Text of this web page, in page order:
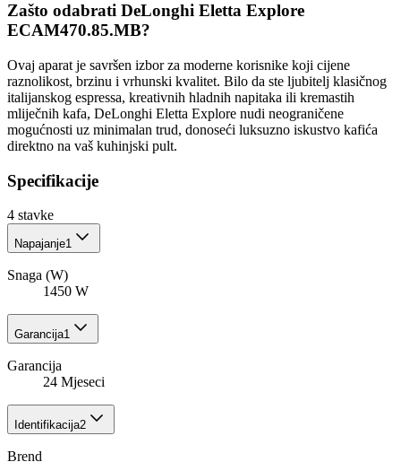
Zašto odabrati DeLonghi Eletta Explore
ECAM470.85.MB?
Ovaj aparat je savršen izbor za moderne korisnike koji cijene
raznolikost, brzinu i vrhunski kvalitet. Bilo da ste ljubitelj klasičnog
italijanskog espressa, kreativnih hladnih napitaka ili kremastih
mliječnih kafa, DeLonghi Eletta Explore nudi neograničene
mogućnosti uz minimalan trud, donoseći luksuzno iskustvo kafića
direktno na vaš kuhinjski pult.
Specifikacije
4 stavke
Napajanje1
Snaga (W)
1450 W
Garancija1
Garancija
24 Mjeseci
Identifikacija2
Brend